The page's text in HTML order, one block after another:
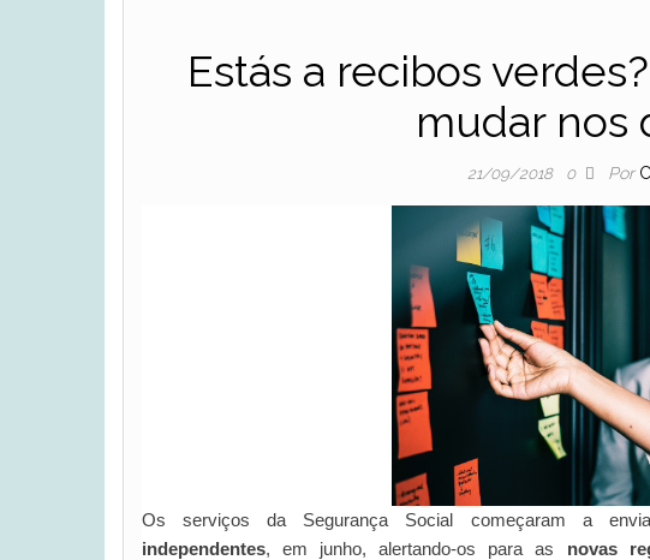
Estás a recibos
mudar nos
21/09/2018 0 Por
Os serviços da Segurança Social começaram a
independentes, em junho, alertando-os para as novas